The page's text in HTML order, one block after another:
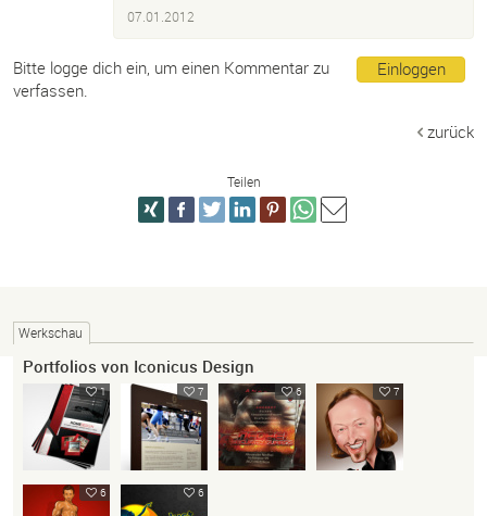
07.01.2012
Einloggen
Bitte logge dich ein, um einen Kommentar zu
verfassen.
zurück
Teilen
Werkschau
Portfolios von Iconicus Design
1 7 6 7
6 6